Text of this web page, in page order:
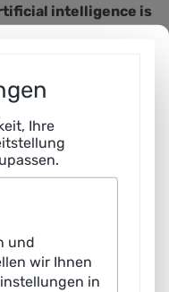
intelligence is
what this means in
to the
AI Roadmap sets
government
Ihre
und
wir Ihnen
in